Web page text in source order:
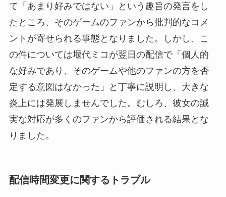
て「あまり好みではない」という趣旨の発言をし
たところ、そのゲームのファンから批判的なコメ
ントが寄せられる事態となりました。しかし、こ
の件については堰代ミコが翌日の配信で「個人的
な好みであり、そのゲームや他のファンの方を否
定する意図はなかった」と丁寧に説明し、大きな
炎上には発展しませんでした。むしろ、彼女の誠
実な対応が多くのファンから評価される結果とな
りました。
配信時間変更に関するトラブル